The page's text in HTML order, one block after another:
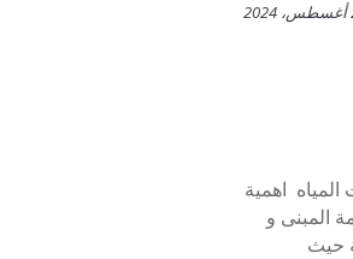
تسريبات المياه اهمية
المبنى و
حيث